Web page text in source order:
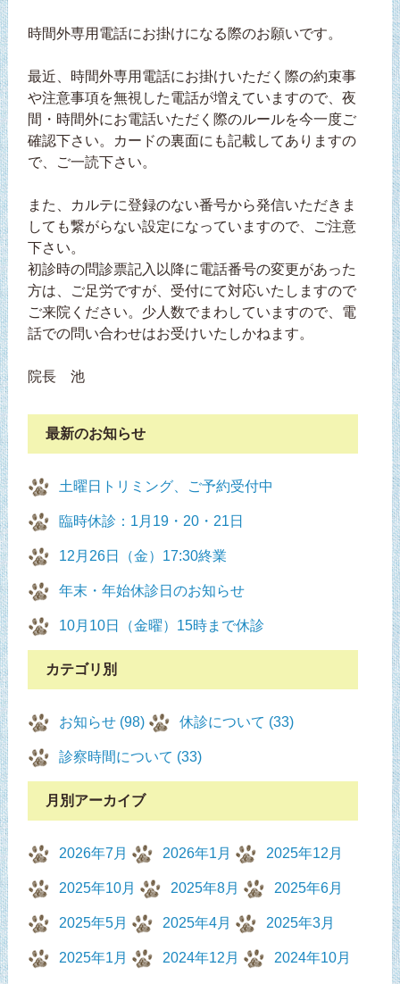
時間外専用電話にお掛けになる際のお願いです。
最近、時間外専用電話にお掛けいただく際の約束事
や注意事項を無視した電話が増えていますので、夜
間・時間外にお電話いただく際のルールを今一度ご
確認下さい。カードの裏面にも記載してありますの
で、ご一読下さい。
また、カルテに登録のない番号から発信いただきま
しても繋がらない設定になっていますので、ご注意
下さい。
初診時の問診票記入以降に電話番号の変更があった
方は、ご足労ですが、受付にて対応いたしますので
ご来院ください。少人数でまわしていますので、電
話での問い合わせはお受けいたしかねます。
院長 池
最新のお知らせ
土曜日トリミング、ご予約受付中
臨時休診：1月19・20・21日
12月26日（金）17:30終業
年末・年始休診日のお知らせ
10月10日（金曜）15時まで休診
カテゴリ別
お知らせ (98) 休診について (33)
診察時間について (33)
月別アーカイブ
2026年7月 2026年1月 2025年12月
2025年10月 2025年8月 2025年6月
2025年5月 2025年4月 2025年3月
2025年1月 2024年12月 2024年10月